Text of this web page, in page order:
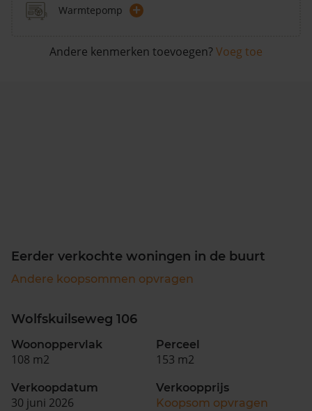
Warmtepomp +
Andere kenmerken toevoegen? Voeg toe
Eerder verkochte woningen in de buurt
Andere koopsommen opvragen
Wolfskuilseweg 106
Woonoppervlak
108 m2
Perceel
153 m2
Verkoopdatum
30 juni 2026
Verkoopprijs
Koopsom opvragen